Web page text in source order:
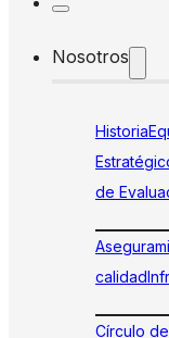
Nosotros
Historia
de
calidad
Círculo